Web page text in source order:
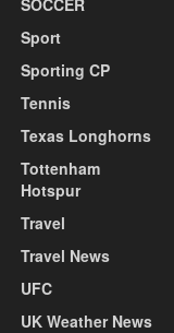
Sport
Sporting CP
Tennis
Texas Longhorns
Tottenham
Hotspur
Travel
Travel News
UFC
UK Weather News